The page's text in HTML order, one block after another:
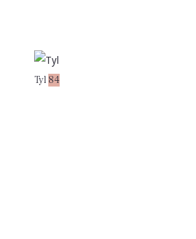
Tyl 84